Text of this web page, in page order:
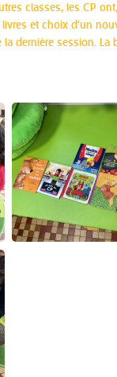
classes, les CP
et choix d'un
dernière session.